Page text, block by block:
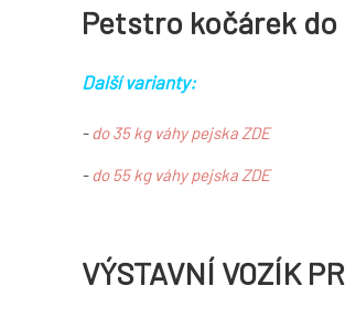
Petstro kočárek do
Další varianty:
-do 35 kg váhy pejska ZDE
-do 55 kg váhy pejska ZDE
VÝSTAVNÍ VOZÍK